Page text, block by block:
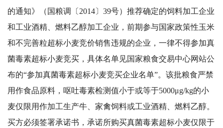
的通知》（国粮调〔2014〕39号）推荐确定的饲料加工企业
和工业酒精、燃料乙醇加工企业，前期参与国家政策性玉米
和不完善粒超标小麦竞价销售违规的企业，一律不得参加真
菌毒素超标小麦竞买，具体名单见国家粮食交易中心网站公
布的“参加真菌毒素超标小麦竞买企业名单”。该批粮食严禁
用作食品原料，呕吐毒素检测值小于或等于5000μg/kg的小
麦仅限用作加工生产牛、家禽饲料或工业酒精、燃料乙醇。
买方必须签署承诺书，承诺所购买真菌毒素超标小麦仅限于